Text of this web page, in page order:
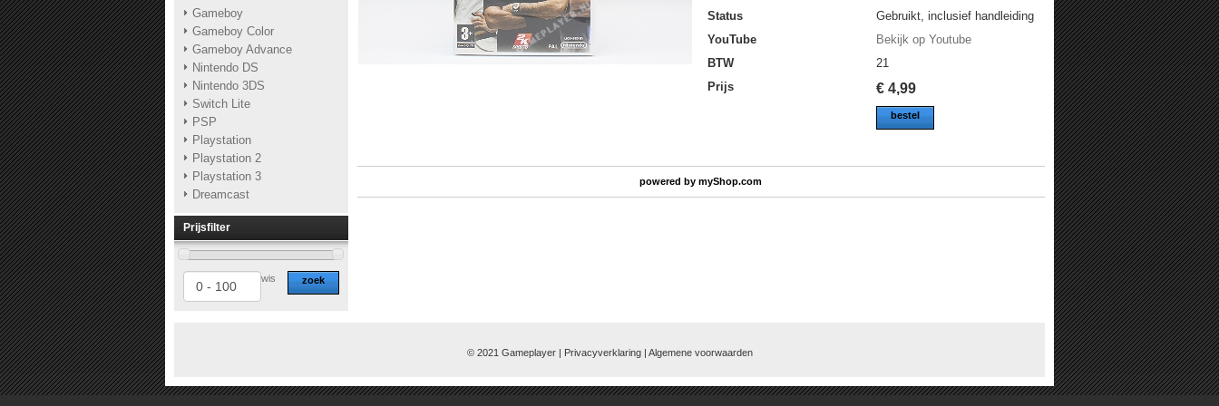
Gameboy
Gameboy Color
Gameboy Advance
Nintendo DS
Nintendo 3DS
Switch Lite
PSP
Playstation
Playstation 2
Playstation 3
Dreamcast
Prijsfilter
zoek
wis
Status
Gebruikt, inclusief handleiding
YouTube
Bekijk op Youtube
BTW
21
Prijs
€4,99
bestel
powered bymyShop.com
© 2021 Gameplayer | Privacyverklaring | Algemene voorwaarden